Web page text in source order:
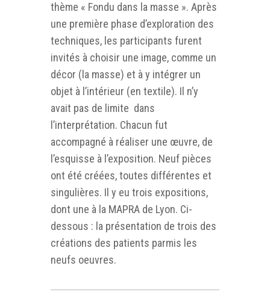
thème « Fondu dans la masse ». Après
une première phase d’exploration des
techniques, les participants furent
invités à choisir une image, comme un
décor (la masse) et à y intégrer un
objet à l’intérieur (en textile). Il n’y
avait pas de limite dans
l’interprétation. Chacun fut
accompagné à réaliser une œuvre, de
l’esquisse à l’exposition. Neuf pièces
ont été créées, toutes différentes et
singulières. Il y eu trois expositions,
dont une à la MAPRA de Lyon. Ci-
dessous : la présentation de trois des
créations des patients parmis les
neufs oeuvres.